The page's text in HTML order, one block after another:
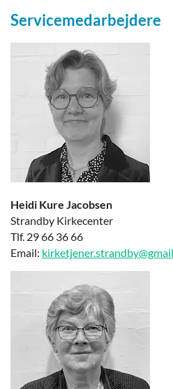
Servicemedarbejdere
Heidi Kure Jacobsen
Strandby Kirkecenter
Tlf. 29 66 36 66
Email: